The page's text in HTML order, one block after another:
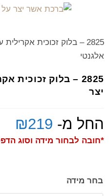
2825 – בלוק זכוכית
אלגנטי
2825 – בלוק
יצר
החל מ- ₪219
*חובה לבחור מידה וסוג
בחר מידה